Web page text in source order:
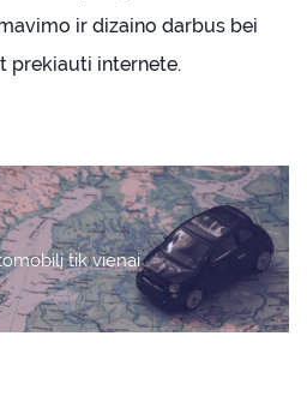
ir dizaino darbus bei
prekiauti internete.
tik vienai